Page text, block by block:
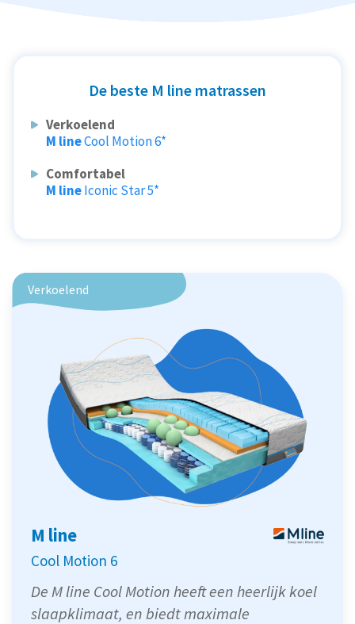
De beste M line matrassen
Verkoelend
M lineCool Motion 6*
Comfortabel
M lineIconic Star 5*
Verkoelend
M line
Cool Motion 6
De M line Cool Motion heeft een heerlijk koel
slaapklimaat, en biedt maximale